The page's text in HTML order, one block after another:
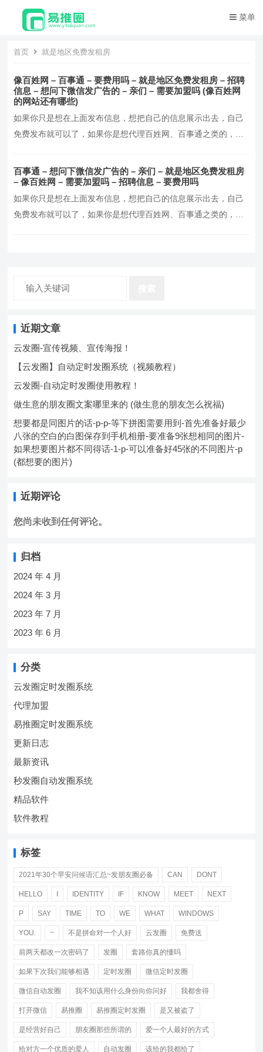
菜单
首页 就是地区免费发租房
像百姓网 – 百事通 – 要费用吗 – 就是地区免费发租房 – 招聘
信息 – 想问下微信发广告的 – 亲们 – 需要加盟吗 (像百姓网
的网站还有哪些)
如果你只是想在上面发布信息，想把自己的信息展示出去，自己
免费发布就可以了，如果你是想代理百姓网、百事通之类的，那
得需要你有实力才行呢！我想利用微信的朋友圈做一个免费公益
的平台比如免费发布便民信息顺风车房产出租买卖找工作商业万
事通怎么在朋友圈发公寓出租广告微信朋友圈拍照上传，加上
文…。
百事通 – 想问下微信发广告的 – 亲们 – 就是地区免费发租房
– 像百姓网 – 需要加盟吗 – 招聘信息 – 要费用吗
如果你只是想在上面发布信息，想把自己的信息展示出去，自己
免费发布就可以了，如果你是想代理百姓网、百事通之类的，那
文…。
近期文章
云发圈-宣传视频、宣传海报！
【云发圈】自动定时发圈系统（视频教程）
云发圈-自动定时发圈使用教程！
做生意的朋友圈文案哪里来的 (做生意的朋友怎么祝福)
想要都是同图片的话-p-p-等下拼图需要用到-首先准备好最少
八张的空白的白图保存到手机相册-要准备9张想相同的图片-
如果想要图片都不同得话-1-p-可以准备好45张的不同图片-p
(都想要的图片)
近期评论
您尚未收到任何评论。
归档
2024 年 4 月
2024 年 3 月
2023 年 7 月
2023 年 6 月
分类
云发圈定时发圈系统
代理加盟
易推圈定时发圈系统
更新日志
最新资讯
秒发圈自动发圈系统
精品软件
软件教程
标签
2021年30个早安问候语汇总~发朋友圈必备 CAN DONT
HELLO IDENTITY IF KNOW MEET NEXT
P SAY TIME TO WE WHAT WINDOWS
YOU. ~ 不是拼命对一个人好 云发圈 免费送
前两天都改一次密码了 发圈 套路你真的懂吗
如果下次我们能够相遇 定时发圈 微信定时发圈
微信自动发圈 我不知该用什么身份向你问好 我都舍得
打开微信 易推圈 易推圈定时发圈 是又被盗了
是经营好自己 朋友圈那些所谓的 爱一个人最好的方式
给对方一个优质的爱人 自动发圈 该给的我都给了